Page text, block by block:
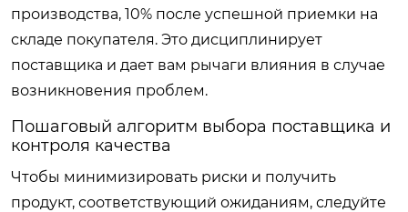
производства, 10% после успешной приемки на
складе покупателя. Это дисциплинирует
поставщика и дает вам рычаги влияния в случае
возникновения проблем.
Пошаговый алгоритм выбора поставщика и
контроля качества
Чтобы минимизировать риски и получить
продукт, соответствующий ожиданиям, следуйте